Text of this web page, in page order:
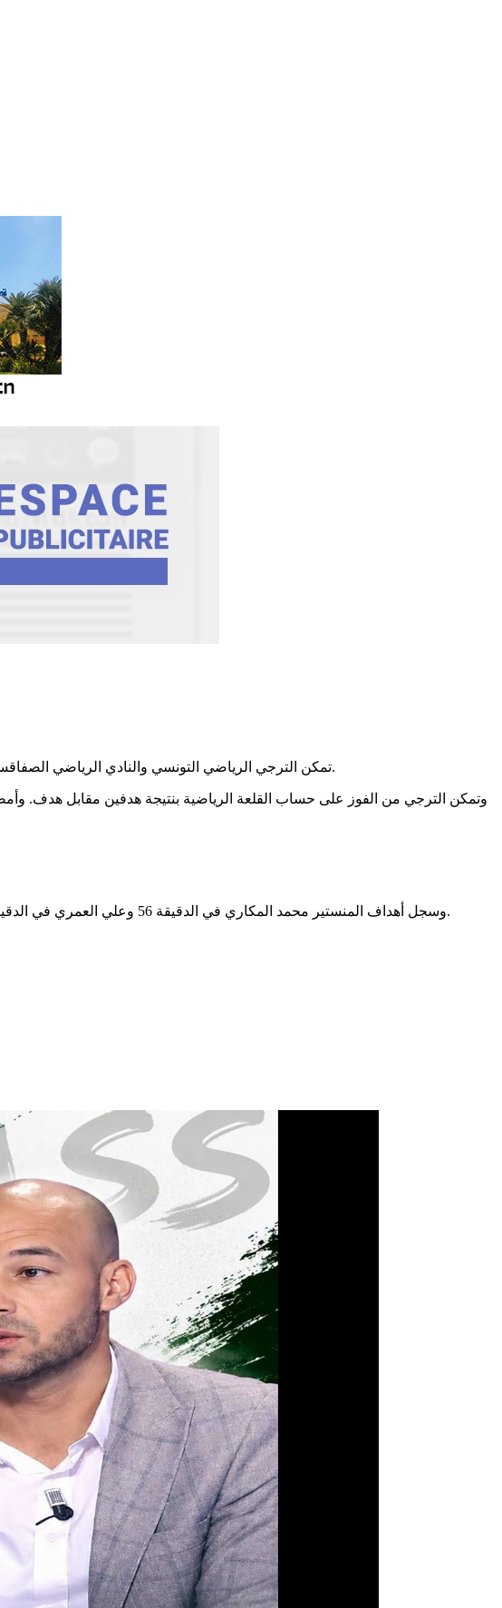
تمكن الترجي الرياضي التونسي والنادي الرياضي الصفاقسي والاتحاد الرياضي المنستيري من العبور إلى الدور نصف نهائي لكأس الحبيب بورقيبة عشية اليوم الأربعاء 16 سبتمبر 2020.
وسجل أهداف المنستير محمد المكاري في الدقيقة 56 وعلي العمري في الدقيقة 69 والياس الجلاصي في الدقيقة 87، فيما أمضى هدفي قفصة سامح بوحاجد في الدقيقة 90 وحازم مبارك في الدقيقة 93.